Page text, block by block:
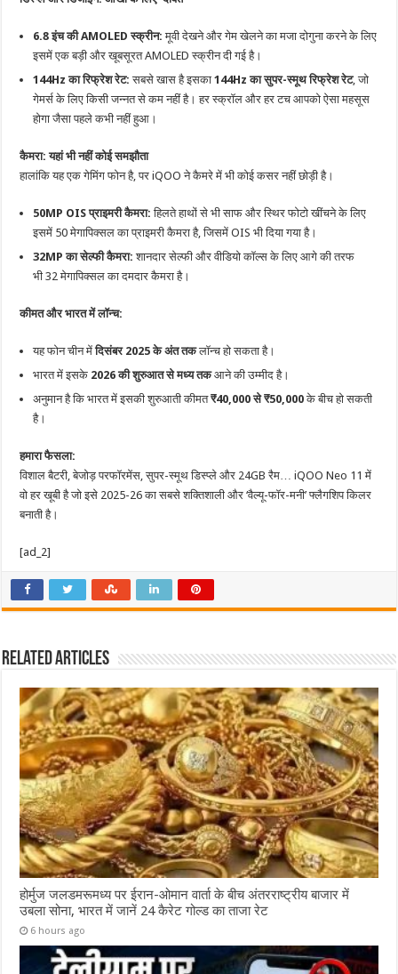
6.8 इंच की AMOLED स्क्रीन: मूवी देखने और गेम खेलने का मजा दोगुना करने के लिए
इसमें एक बड़ी और खूबसूरत AMOLED स्क्रीन दी गई है।
144Hz का रिफ्रेश रेट: सबसे खास है इसका144Hz का सुपर-स्मूथ रिफ्रेश रेट, जो
गेमर्स के लिए किसी जन्नत से कम नहीं है। हर स्क्रॉल और हर टच आपको ऐसा महसूस
होगा जैसा पहले कभी नहीं हुआ।
कैमरा: यहां भी नहीं कोई समझौता
हालांकि यह एक गेमिंग फोन है, पर iQOO ने कैमरे में भी कोई कसर नहीं छोड़ी है।
50MP OIS प्राइमरी कैमरा: हिलते हाथों से भी साफ और स्थिर फोटो खींचने के लिए
इसमें 50 मेगापिक्सल का प्राइमरी कैमरा है, जिसमें OIS भी दिया गया है।
32MP का सेल्फी कैमरा: शानदार सेल्फी और वीडियो कॉल्स के लिए आगे की तरफ
भी 32 मेगापिक्सल का दमदार कैमरा है।
कीमत और भारत में लॉन्च:
यह फोन चीन मेंदिसंबर 2025 के अंत तकलॉन्च हो सकता है।
भारत में इसके 2026 की शुरुआत से मध्य तकआने की उम्मीद है।
अनुमान है कि भारत में इसकी शुरुआती कीमत₹40,000 से ₹50,000के बीच हो सकती
है।
हमारा फैसला:
विशाल बैटरी, बेजोड़ परफॉरमेंस, सुपर-स्मूथ डिस्प्ले और 24GB रैम… iQOO Neo 11 में
वो हर खूबी है जो इसे 2025-26 का सबसे शक्तिशाली और ‘वैल्यू-फॉर-मनी’ फ्लैगशिप किलर
बनाती है।
[ad_2]
Related Articles
होर्मुज जलडमरूमध्य पर ईरान-ओमान वार्ता के बीच अंतरराष्ट्रीय बाजार में
उबला सोना, भारत में जानें 24 कैरेट गोल्ड का ताजा रेट
6 hours ago